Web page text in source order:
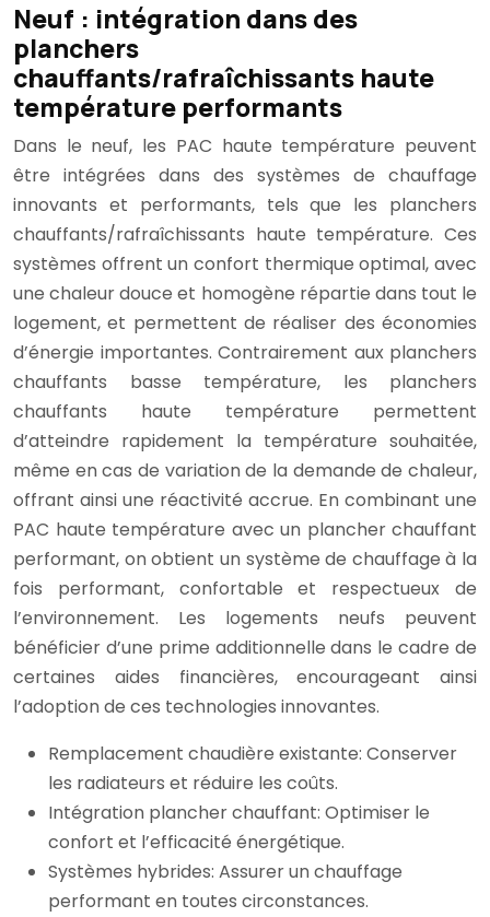
Neuf : intégration dans des
planchers
chauffants/rafraîchissants haute
température performants
Dans le neuf, les PAC haute température peuvent
être intégrées dans des systèmes de chauffage
innovants et performants, tels que les planchers
chauffants/rafraîchissants haute température. Ces
systèmes offrent un confort thermique optimal, avec
une chaleur douce et homogène répartie dans tout le
logement, et permettent de réaliser des économies
d’énergie importantes. Contrairement aux planchers
chauffants basse température, les planchers
chauffants haute température permettent
d’atteindre rapidement la température souhaitée,
même en cas de variation de la demande de chaleur,
offrant ainsi une réactivité accrue. En combinant une
PAC haute température avec un plancher chauffant
performant, on obtient un système de chauffage à la
fois performant, confortable et respectueux de
l’environnement. Les logements neufs peuvent
bénéficier d’une prime additionnelle dans le cadre de
certaines aides financières, encourageant ainsi
l’adoption de ces technologies innovantes.
Remplacement chaudière existante: Conserver
les radiateurs et réduire les coûts.
Intégration plancher chauffant: Optimiser le
confort et l’efficacité énergétique.
Systèmes hybrides: Assurer un chauffage
performant en toutes circonstances.